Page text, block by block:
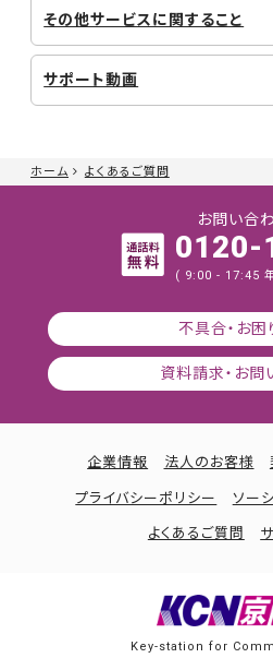
ホーム よくあるご質問
その他サービスに関すること
サポート動画
お問い合
0120-
( 9:00 - 17:45
不具合・お困
資料請求・お問
企業情報 法人のお客様
プライバシーポリシー ソー
よくあるご質問
Key-station for